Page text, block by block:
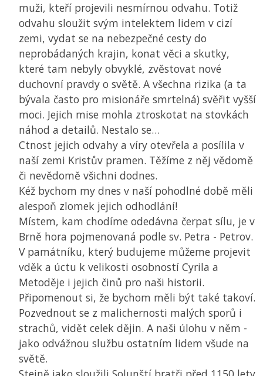
muži, kteří projevili nesmírnou odvahu. Totiž
odvahu sloužit svým intelektem lidem v cizí
zemi, vydat se na nebezpečné cesty do
neprobádaných krajin, konat věci a skutky,
které tam nebyly obvyklé, zvěstovat nové
duchovní pravdy o světě. A všechna rizika (a ta
bývala často pro misionáře smrtelná) svěřit vyšší
moci. Jejich mise mohla ztroskotat na stovkách
náhod a detailů. Nestalo se…
Ctnost jejich odvahy a víry otevřela a posílila v
naší zemi Kristův pramen. Těžíme z něj vědomě
či nevědomě všichni dodnes.
Kéž bychom my dnes v naší pohodlné době měli
alespoň zlomek jejich odhodlání!
Místem, kam chodíme odedávna čerpat sílu, je v
Brně hora pojmenovaná podle sv. Petra - Petrov.
V památníku, který budujeme můžeme projevit
vděk a úctu k velikosti osobností Cyrila a
Metoděje i jejich činů pro naši historii.
Připomenout si, že bychom měli být také takoví.
Pozvednout se z malichernosti malých sporů i
strachů, vidět celek dějin. A naši úlohu v něm -
jako odvážnou službu ostatním lidem všude na
světě.